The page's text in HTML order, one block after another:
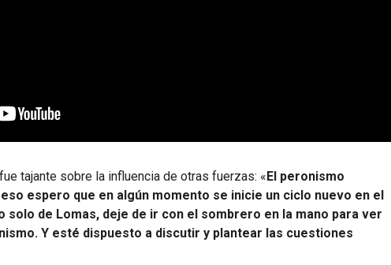
tajante sobre la influencia de otras fuerzas: « El peronismo
espero que en algún momento se inicie un ciclo nuevo en el
solo de Lomas, deje de ir con el sombrero en la mano para ver
Y esté dispuesto a discutir y plantear las cuestiones